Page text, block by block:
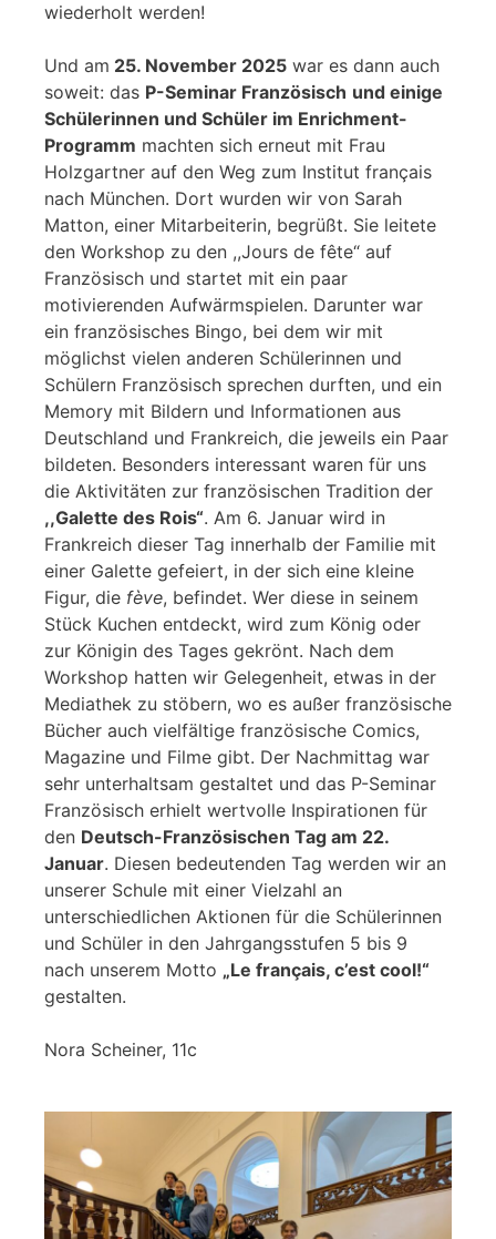
wiederholt werden!
Und am 25. November 2025 war es dann auch
soweit: das P-Seminar Französisch und einige
Schülerinnen und Schüler im Enrichment-
Programm machten sich erneut mit Frau
Holzgartner auf den Weg zum Institut français
nach München. Dort wurden wir von Sarah
Matton, einer Mitarbeiterin, begrüßt. Sie leitete
den Workshop zu den ,,Jours de fête“ auf
Französisch und startet mit ein paar
motivierenden Aufwärmspielen. Darunter war
ein französisches Bingo, bei dem wir mit
möglichst vielen anderen Schülerinnen und
Schülern Französisch sprechen durften, und ein
Memory mit Bildern und Informationen aus
Deutschland und Frankreich, die jeweils ein Paar
bildeten. Besonders interessant waren für uns
die Aktivitäten zur französischen Tradition der
,,Galette des Rois“. Am 6. Januar wird in
Frankreich dieser Tag innerhalb der Familie mit
einer Galette gefeiert, in der sich eine kleine
Figur, die fève, befindet. Wer diese in seinem
Stück Kuchen entdeckt, wird zum König oder
zur Königin des Tages gekrönt. Nach dem
Workshop hatten wir Gelegenheit, etwas in der
Mediathek zu stöbern, wo es außer französische
Bücher auch vielfältige französische Comics,
Magazine und Filme gibt. Der Nachmittag war
sehr unterhaltsam gestaltet und das P-Seminar
Französisch erhielt wertvolle Inspirationen für
den Deutsch-Französischen Tag am 22.
Januar. Diesen bedeutenden Tag werden wir an
unserer Schule mit einer Vielzahl an
unterschiedlichen Aktionen für die Schülerinnen
und Schüler in den Jahrgangsstufen 5 bis 9
nach unserem Motto „Le français, c’est cool!“
gestalten.
Nora Scheiner, 11c